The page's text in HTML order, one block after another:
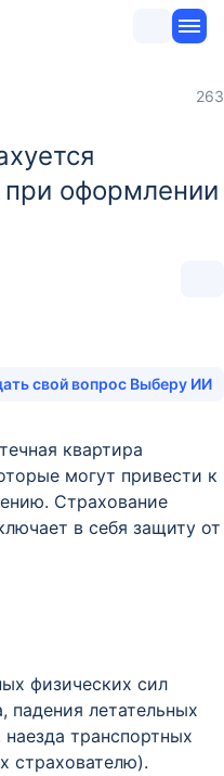
263
при оформлении
свой вопрос Выберу ИИ
квартира
могут привести к
Страхование
в себя защиту от
физических сил
падения летательных
транспортных
страхователю).